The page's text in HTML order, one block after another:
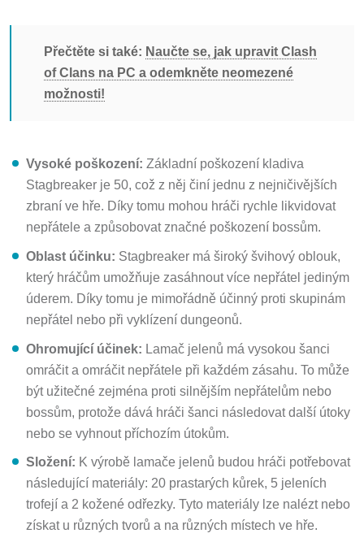
Přečtěte si také: Naučte se, jak upravit Clash
of Clans na PC a odemkněte neomezené
možnosti!
Vysoké poškození: Základní poškození kladiva
Stagbreaker je 50, což z něj činí jednu z nejničivějších
zbraní ve hře. Díky tomu mohou hráči rychle likvidovat
nepřátele a způsobovat značné poškození bossům.
Oblast účinku: Stagbreaker má široký švihový oblouk,
který hráčům umožňuje zasáhnout více nepřátel jediným
úderem. Díky tomu je mimořádně účinný proti skupinám
nepřátel nebo při vyklízení dungeonů.
Ohromující účinek: Lamač jelenů má vysokou šanci
omráčit a omráčit nepřátele při každém zásahu. To může
být užitečné zejména proti silnějším nepřátelům nebo
bossům, protože dává hráči šanci následovat další útoky
nebo se vyhnout příchozím útokům.
Složení: K výrobě lamače jelenů budou hráči potřebovat
následující materiály: 20 prastarých kůrek, 5 jeleních
trofejí a 2 kožené odřezky. Tyto materiály lze nalézt nebo
získat u různých tvorů a na různých místech ve hře.